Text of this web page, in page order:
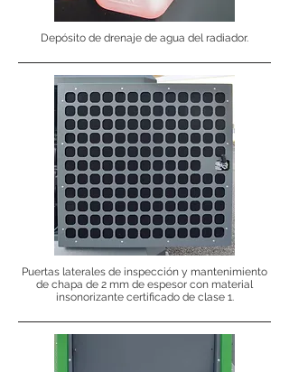
Depósito de drenaje de agua del radiador.
Puertas laterales de inspección y mantenimiento
de chapa de 2 mm de espesor con material
insonorizante certificado de clase 1.